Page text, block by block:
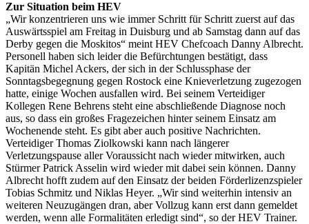
Zur Situation beim HEV
„Wir konzentrieren uns wie immer Schritt für Schritt zuerst auf das
Auswärtsspiel am Freitag in Duisburg und ab Samstag dann auf das
Derby gegen die Moskitos“ meint HEV Chefcoach Danny Albrecht.
Personell haben sich leider die Befürchtungen bestätigt, dass
Kapitän Michel Ackers, der sich in der Schlussphase der
Sonntagsbegegnung gegen Rostock eine Knieverletzung zugezogen
hatte, einige Wochen ausfallen wird. Bei seinem Verteidiger
Kollegen Rene Behrens steht eine abschließende Diagnose noch
aus, so dass ein großes Fragezeichen hinter seinem Einsatz am
Wochenende steht. Es gibt aber auch positive Nachrichten.
Verteidiger Thomas Ziolkowski kann nach längerer
Verletzungspause aller Voraussicht nach wieder mitwirken, auch
Stürmer Patrick Asselin wird wieder mit dabei sein können. Danny
Albrecht hofft zudem auf den Einsatz der beiden Förderlizenzspieler
Tobias Schmitz und Niklas Heyer. „Wir sind weiterhin intensiv an
weiteren Neuzugängen dran, aber Vollzug kann erst dann gemeldet
werden, wenn alle Formalitäten erledigt sind“, so der HEV Trainer.